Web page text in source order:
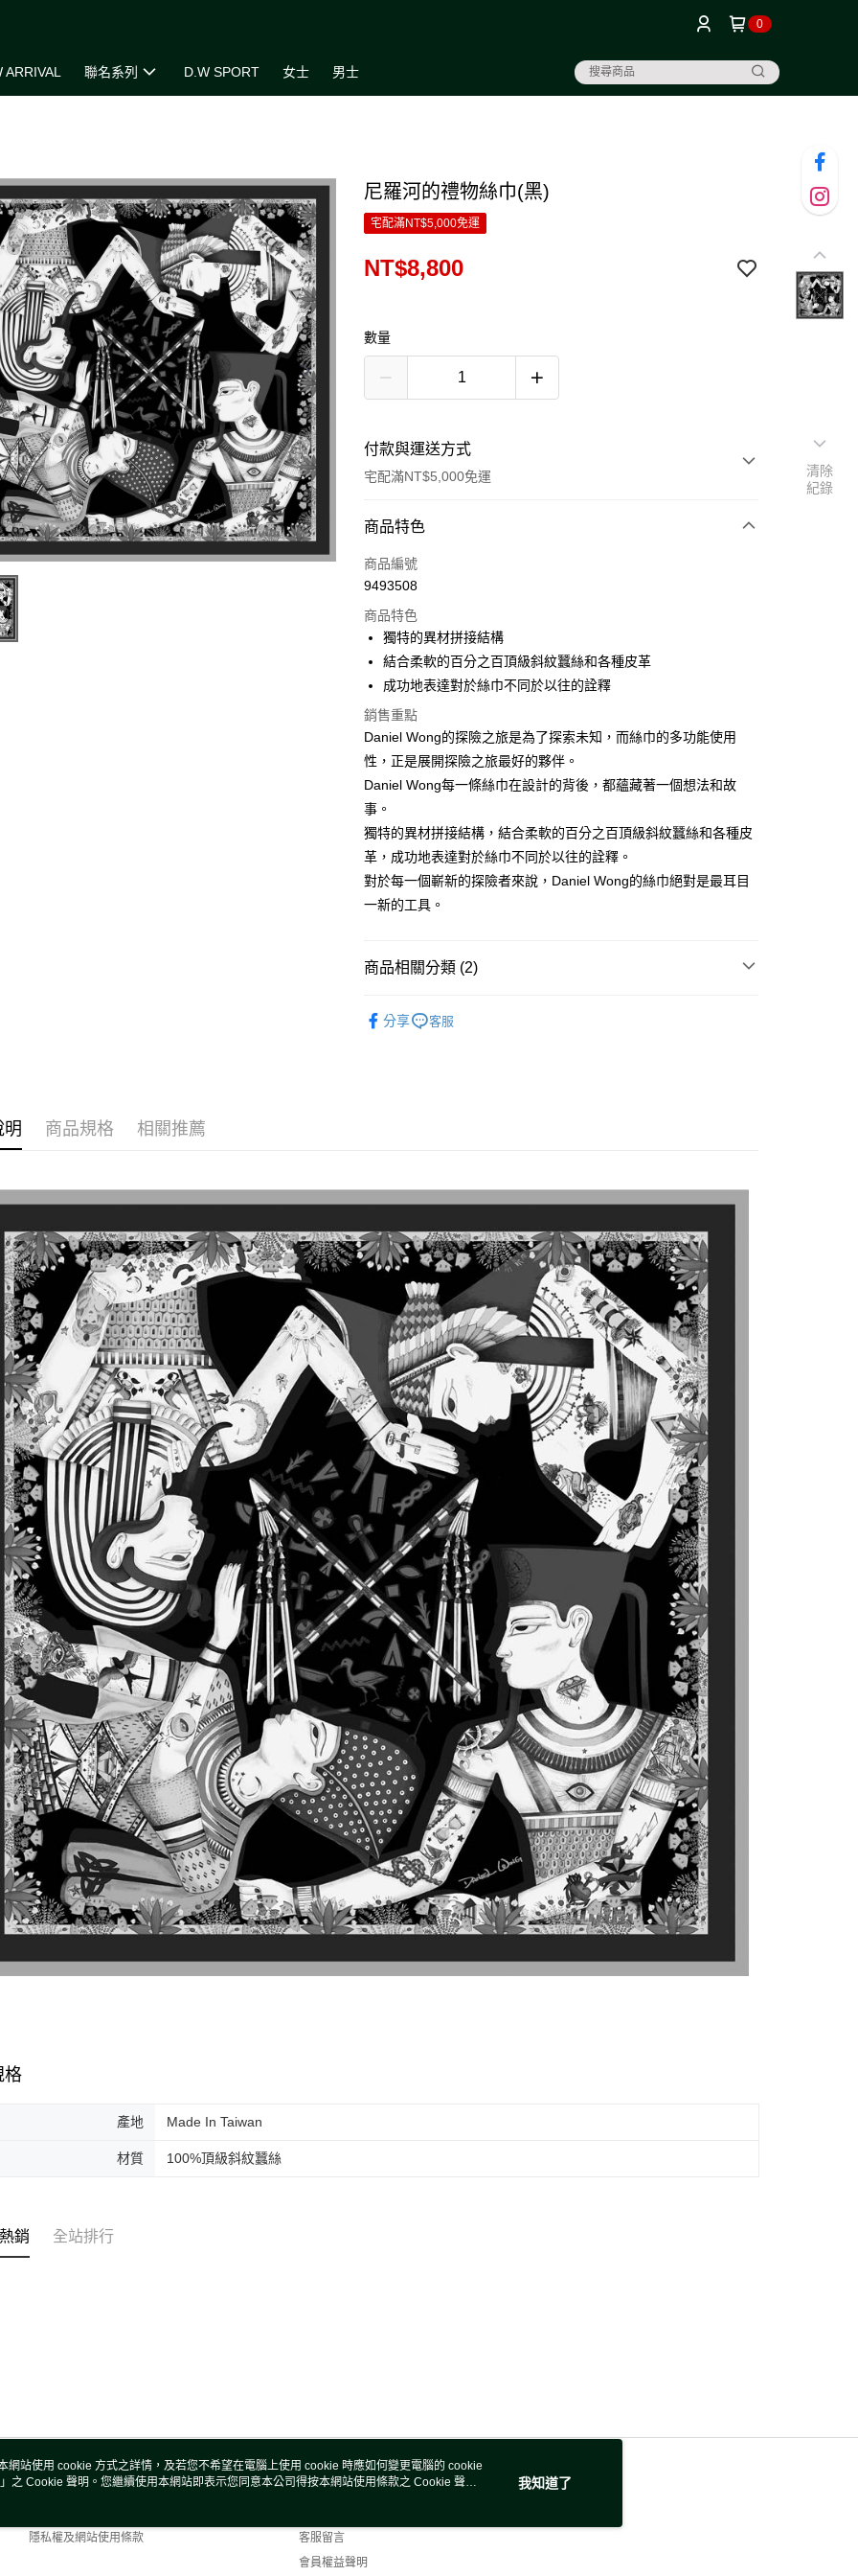
0
ARRIVAL 聯名系列 D.W SPORT 女士 男士
尼羅河的禮物絲巾(黑)
宅配滿NT$5,000免運
NT$8,800
數量
付款與運送方式
宅配滿NT$5,000免運
付款方式
信用卡一次付款
Apple Pay
ATM付款
運送方式
宅配
每筆NT$80，滿NT$5,000(含以上)免運費
商品特色
商品編號
9493508
商品特色
獨特的異材拼接結構
結合柔軟的百分之百頂級斜紋蠶絲和各種皮革
成功地表達對於絲巾不同於以往的詮釋
銷售重點
Daniel Wong的探險之旅是為了探索未知，而絲巾的多功能使用
性，正是展開探險之旅最好的夥伴。
Daniel Wong每一條絲巾在設計的背後，都蘊藏著一個想法和故
事。
獨特的異材拼接結構，結合柔軟的百分之百頂級斜紋蠶絲和各種皮
革，成功地表達對於絲巾不同於以往的詮釋。
對於每一個嶄新的探險者來說，Daniel Wong的絲巾絕對是最耳目
一新的工具。
商品相關分類 (2)
分享 客服
明 商品規格 相關推薦
格
產地 Made In Taiwan
材質 100%頂級斜紋蠶絲
銷 全站排行
關於我們
隱私權及網站使用條款
客服資訊
客服留言
會員權益聲明
清除
紀錄
網站使用 cookie 方式之詳情，及若您不希望在電腦上使用 cookie 時應如何變更電腦的 cookie
」之 Cookie 聲明。您繼續使用本網站即表示您同意本公司得按本網站使用條款之 Cookie 聲明
我知道了